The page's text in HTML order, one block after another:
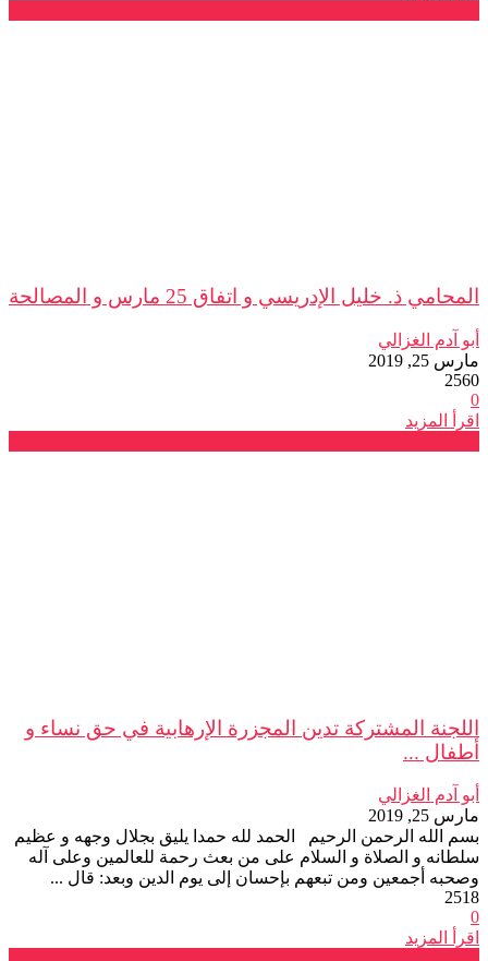
المحامي ذ. خليل الإدريسي و اتفاق 25 مارس و المصالحة
أبو آدم الغزالي
مارس 25, 2019
2560
0
اقرأ المزيد
اللجنة المشتركة تدين المجزرة الإرهابية في حق نساء و
أطفال ...
أبو آدم الغزالي
مارس 25, 2019
بسم الله الرحمن الرحيم الحمد لله حمدا يليق بجلال وجهه و عظيم
سلطانه و الصلاة و السلام على من بعث رحمة للعالمين وعلى آله
وصحبه أجمعين ومن تبعهم بإحسان إلى يوم الدين وبعد: قال ...
2518
0
اقرأ المزيد